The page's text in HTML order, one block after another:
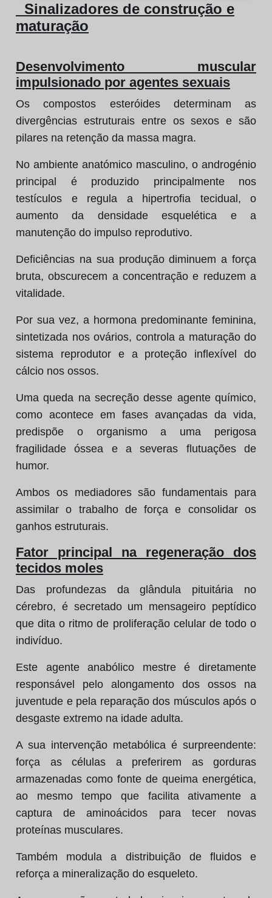
Sinalizadores de construção e
maturação
Desenvolvimento muscular
impulsionado por agentes sexuais
Os compostos esteróides determinam as
divergências estruturais entre os sexos e são
pilares na retenção da massa magra.
No ambiente anatómico masculino, o androgénio
principal é produzido principalmente nos
testículos e regula a hipertrofia tecidual, o
aumento da densidade esquelética e a
manutenção do impulso reprodutivo.
Deficiências na sua produção diminuem a força
bruta, obscurecem a concentração e reduzem a
vitalidade.
Por sua vez, a hormona predominante feminina,
sintetizada nos ovários, controla a maturação do
sistema reprodutor e a proteção inflexível do
cálcio nos ossos.
Uma queda na secreção desse agente químico,
como acontece em fases avançadas da vida,
predispõe o organismo a uma perigosa
fragilidade óssea e a severas flutuações de
humor.
Ambos os mediadores são fundamentais para
assimilar o trabalho de força e consolidar os
ganhos estruturais.
Fator principal na regeneração dos
tecidos moles
Das profundezas da glândula pituitária no
cérebro, é secretado um mensageiro peptídico
que dita o ritmo de proliferação celular de todo o
indivíduo.
Este agente anabólico mestre é diretamente
responsável pelo alongamento dos ossos na
juventude e pela reparação dos músculos após o
desgaste extremo na idade adulta.
A sua intervenção metabólica é surpreendente:
força as células a preferirem as gorduras
armazenadas como fonte de queima energética,
ao mesmo tempo que facilita ativamente a
captura de aminoácidos para tecer novas
proteínas musculares.
Também modula a distribuição de fluidos e
reforça a mineralização do esqueleto.